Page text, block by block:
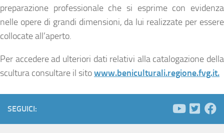
preparazione professionale che si esprime con evidenza
nelle opere di grandi dimensioni, da lui realizzate per essere
collocate all’aperto.
Per accedere ad ulteriori dati relativi alla catalogazione della
scultura consultare il sitowww.beniculturali.regione.fvg.it.
SEGUICI: